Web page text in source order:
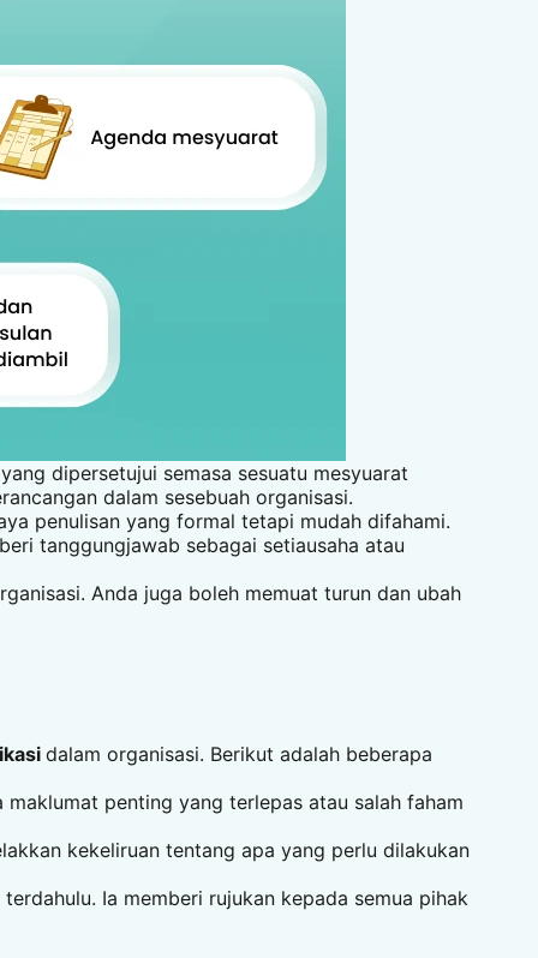
dipersetujui semasa sesuatu mesyuarat
dalam sesebuah organisasi.
penulisan yang formal tetapi mudah difahami.
tanggungjawab sebagai setiausaha atau
Anda juga boleh memuat turun dan ubah
dalam organisasi. Berikut adalah beberapa
penting yang terlepas atau salah faham
kekeliruan tentang apa yang perlu dilakukan
Ia memberi rujukan kepada semua pihak